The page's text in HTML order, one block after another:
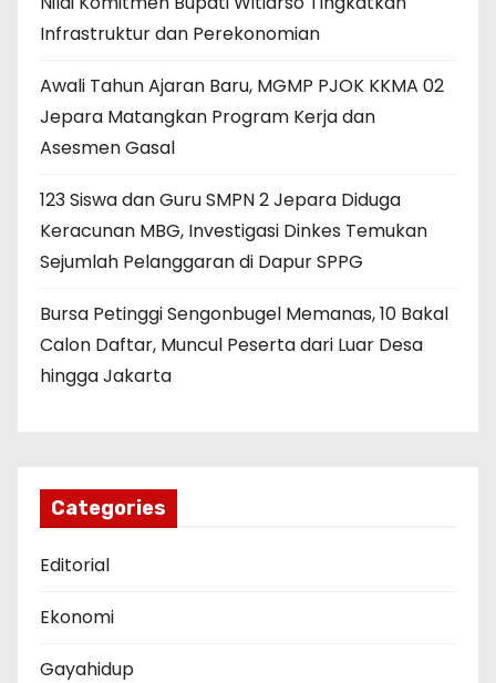
Infrastruktur dan Perekonomian
Awali Tahun Ajaran Baru, MGMP PJOK KKMA 02
Jepara Matangkan Program Kerja dan
Asesmen Gasal
123 Siswa dan Guru SMPN 2 Jepara Diduga
Keracunan MBG, Investigasi Dinkes Temukan
Sejumlah Pelanggaran di Dapur SPPG
Bursa Petinggi Sengonbugel Memanas, 10 Bakal
Calon Daftar, Muncul Peserta dari Luar Desa
hingga Jakarta
Categories
Editorial
Ekonomi
Gayahidup